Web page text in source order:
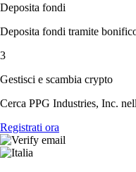
Deposita fondi
Deposita fondi tramite
3
Gestisci e scambia crypto
Cerca PPG Industries, Inc.
Registrati ora